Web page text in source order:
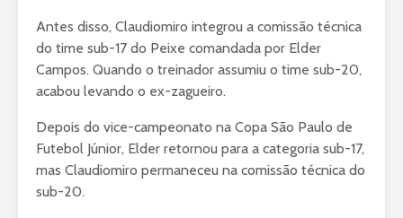
Antes disso, Claudiomiro integrou a comissão técnica
do time sub-17 do Peixe comandada por Elder
Campos. Quando o treinador assumiu o time sub-20,
acabou levando o ex-zagueiro.
Depois do vice-campeonato na Copa São Paulo de
Futebol Júnior, Elder retornou para a categoria sub-17,
mas Claudiomiro permaneceu na comissão técnica do
sub-20.